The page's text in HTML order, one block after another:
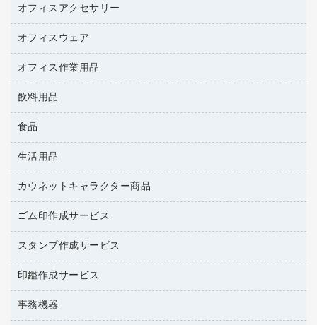
ＵＳＢハブ／ＵＳＢアクセサリー
ＯＡフィルター
ＯＡクリーナー／エアダスター
ＬＡＮケーブル
ＨＤＤ／ＳＳＤ
ディスプレイモニター
コピー機
保管庫・書庫
ロッカー・下駄箱
その他収納
オフィスアクセサリー
オフィスアクセサリー
オフィスウェア
医療・介護・ワーキングウェア
ブラウス・シャツ
アウター
オフィス作業用品
養生用品
防災用品
防災用備蓄食品・飲料
台車・脚立
倉庫収納用品
作業用雑貨
梱包用品
梱包用テープ
飲料用品
緑茶飲料
茶葉・インスタント
紅茶・バラエティ飲料
レギュラーコーヒー
ミルク・シュガー
ソフトドリンク
コーヒーメーカー・備品
インスタントコーヒー
食品
食品
菓子
生活用品
浴室用品
台所用洗剤
掃除用品
掃除用洗剤
洗濯用品
消臭・芳香剤
カウネットキャラクター商品
カウネットキャラクター商品
ゴム印作成サービス
ゴム印作成サービス
ゴム印（一行印）作成サービス
ゴム印（フリーサイズ印）作成サービス
スタンプ作成サービス
シヤチハタスタンプ作成サービス
カウネットスタンプ作成サービス
印鑑作成サービス
印鑑作成サービス
事務機器